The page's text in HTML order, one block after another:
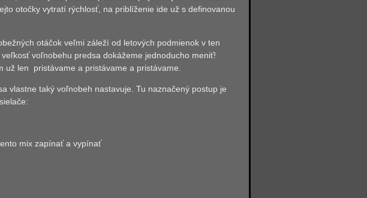
otočky vytratí rýchlosť, na priblíženie ide už s definovanou
otáčok veľmi záleží od letových podmienok v ten
voľnobehu predsa dokážeme jednoducho meniť!
už len
pristávame a pristávame a pristávame.
vlastne taký voľnobeh nastavuje. Tu naznačený postup je
mix zapínať a vypínať